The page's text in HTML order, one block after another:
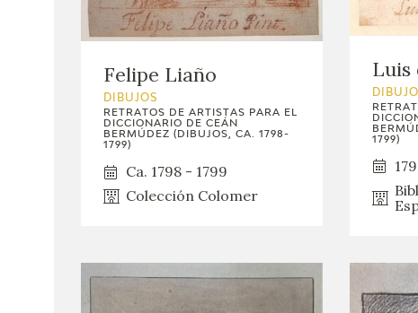
Felipe Liaño
DIBUJOS
RETRATOS DE ARTISTAS PARA EL
DICCIONARIO DE CEÁN
BERMÚDEZ (DIBUJOS, CA. 1798-
1799)
Ca. 1798 - 1799
Colección Colomer
Luis
1799)